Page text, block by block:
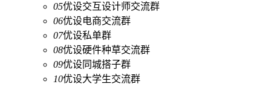
05优设交互设计师交流群
06优设电商交流群
07优设私单群
08优设硬件种草交流群
09优设同城搭子群
10优设大学生交流群